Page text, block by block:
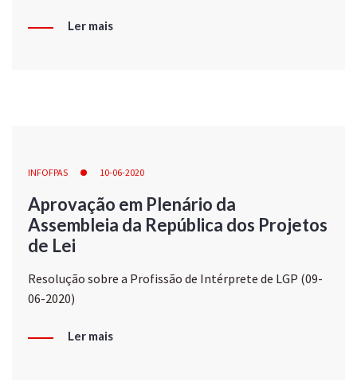
Ler mais
INFOFPAS 10-06-2020
Aprovação em Plenário da
Assembleia da República dos Projetos
de Lei
Resolução sobre a Profissão de Intérprete de LGP (09-
06-2020)
Ler mais